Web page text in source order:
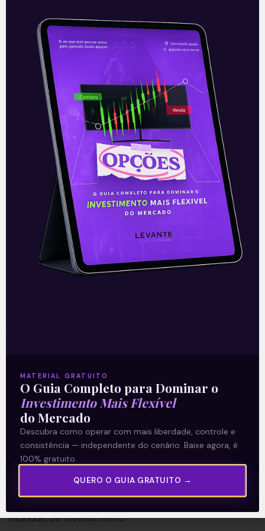
Economia americana em
recuperação
A semana mais curta na economia
americana devido ao Dia de Ação de
Graças, que se comemora nesta quinta-
feira (25), fez com que vários indicadores
Leia mais
25/11/2021
Termos e Condições
Política de Privacidade
Explore
Artigos
E Eu Com Isso?
Vídeos no Youtube
Manuais de Investimento
MATERIAL GRATUITO
O Guia Completo para Dominar o
Investimento Mais Flexível
do Mercado
Descubra como operar com mais liberdade, controle e
consistência — independente do cenário. Baixe agora, é
100% gratuito.
QUERO O GUIA GRATUITO →